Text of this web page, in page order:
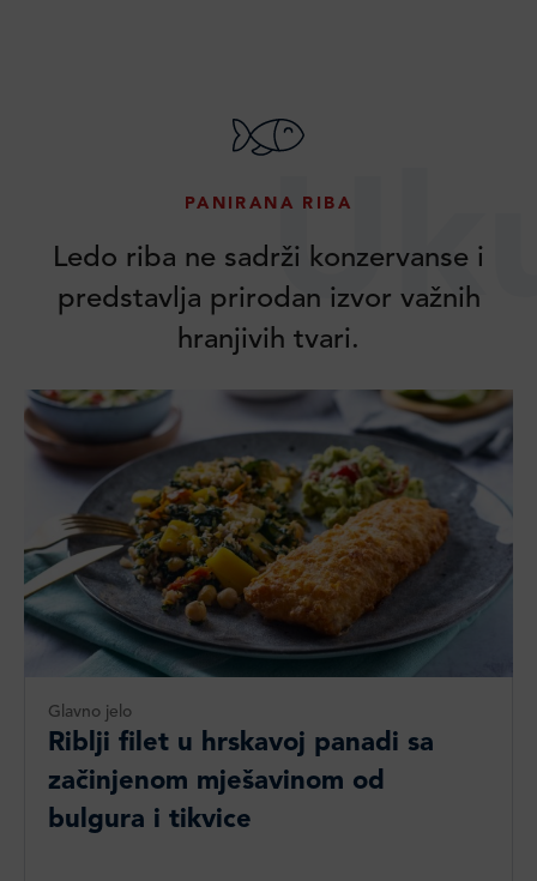
PANIRANA RIBA
Ledo riba ne sadrži konzervanse i
predstavlja prirodan izvor važnih
hranjivih tvari.
Glavno jelo
Riblji filet u hrskavoj panadi sa
začinjenom mješavinom od
bulgura i tikvice